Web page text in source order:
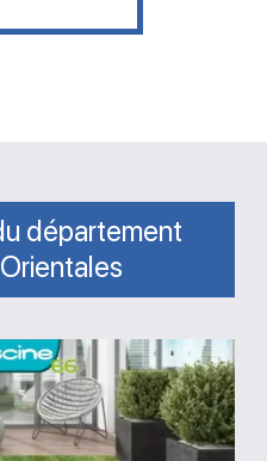
département